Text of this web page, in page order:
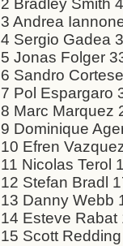
2 Bradley Smith
3 Andrea
4 Sergio Gadea
5 Jonas Folger
6 Sandro
7 Pol Espargaro
8 Marc Marquez
9 Dominique
10 Efren
11 Nicolas Terol
12 Stefan Bradl
13 Danny Webb
14 Esteve Rabat
15 Scott